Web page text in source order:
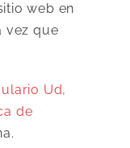
web en
vez que
Ud,
de